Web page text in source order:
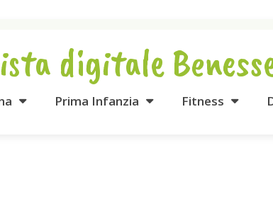
digitale
Prima Infanzia Fitness